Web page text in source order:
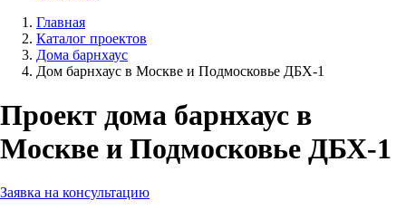
Главная
Каталог проектов
Дома барнхаус
Дом барнхаус в Москве и Подмосковье ДБX-1
Проект дома барнхаус в
Москве и Подмосковье ДБХ-1
Заявка на консультацию